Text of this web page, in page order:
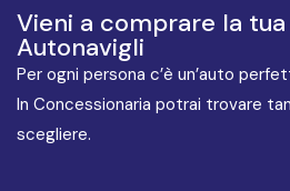
Vieni a comprare la
Autonavigli
Per ogni persona c’è un’auto
In Concessionaria potrai trovare
scegliere.